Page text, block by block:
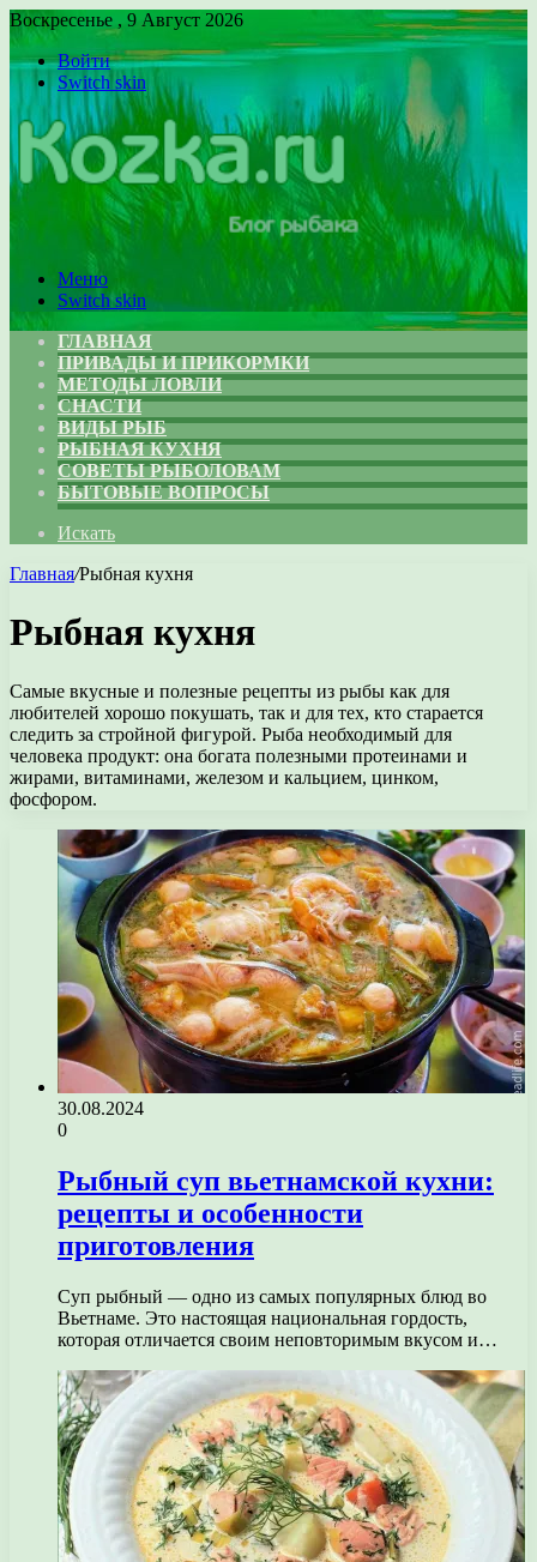
Воскресенье , 9 Август 2026
Войти
Switch skin
Меню
Switch skin
ГЛАВНАЯ
ПРИВАДЫ И ПРИКОРМКИ
МЕТОДЫ ЛОВЛИ
СНАСТИ
ВИДЫ РЫБ
РЫБНАЯ КУХНЯ
СОВЕТЫ РЫБОЛОВАМ
БЫТОВЫЕ ВОПРОСЫ
Искать
Главная/Рыбная кухня
Рыбная кухня
Самые вкусные и полезные рецепты из рыбы как для
любителей хорошо покушать, так и для тех, кто старается
следить за стройной фигурой. Рыба необходимый для
человека продукт: она богата полезными протеинами и
жирами, витаминами, железом и кальцием, цинком,
фосфором.
30.08.2024
0
Рыбный суп вьетнамской кухни:
рецепты и особенности
приготовления
Суп рыбный — одно из самых популярных блюд во
Вьетнаме. Это настоящая национальная гордость,
которая отличается своим неповторимым вкусом и…